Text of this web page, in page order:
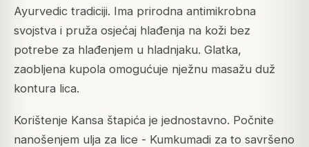
Ayurvedic tradiciji. Ima prirodna antimikrobna
svojstva i pruža osjećaj hlađenja na koži bez
potrebe za hlađenjem u hladnjaku. Glatka,
zaobljena kupola omogućuje nježnu masažu duž
kontura lica.
Korištenje Kansa štapića je jednostavno. Počnite
nanošenjem ulja za lice - Kumkumadi za to savršeno